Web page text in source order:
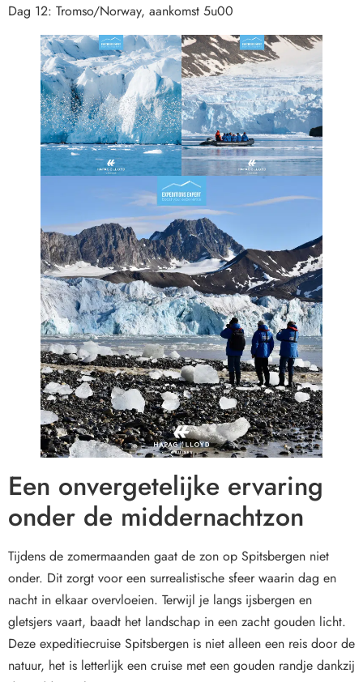
Dag 12: Tromso/Norway, aankomst 5u00
Een onvergetelijke ervaring
onder de middernachtzon
Tijdens de zomermaanden gaat de zon op Spitsbergen niet
onder. Dit zorgt voor een surrealistische sfeer waarin dag en
nacht in elkaar overvloeien. Terwijl je langs ijsbergen en
gletsjers vaart, baadt het landschap in een zacht gouden licht.
Deze expeditiecruise Spitsbergen is niet alleen een reis door de
natuur, het is letterlijk een cruise met een gouden randje dankzij